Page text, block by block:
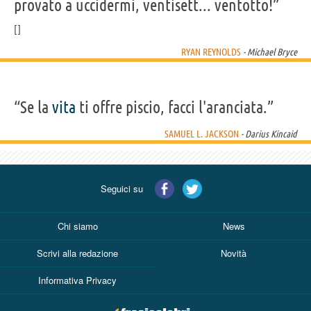
West, Stuart Whelan, Chris Wilson
provato a uccidermi, ventisett... ventotto!”
RYAN REYNOLDS - Michael Bryce
“Se la vita ti offre piscio, facci l'aranciata.”
SAMUEL L. JACKSON - Darius Kincaid
Seguici su
Chi siamo News
Scrivi alla redazione Novità
Informativa Privacy